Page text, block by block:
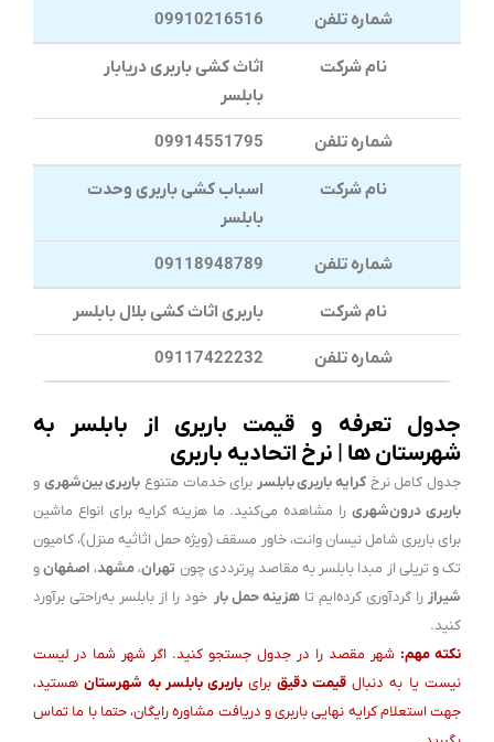
شماره تلفن 09910216516
نام شرکت
اثاث کشی باربری دریابار
بابلسر
شماره تلفن 09914551795
نام شرکت
اسباب کشی باربری وحدت
بابلسر
شماره تلفن 09118948789
نام شرکت باربری اثاث کشی بلال بابلسر
شماره تلفن 09117422232
جدول تعرفه و قیمت باربری از بابلسر به
شهرستان ها | نرخ اتحادیه باربری
جدول کامل نرخ کرایه باربری بابلسر برای خدمات متنوع باربری بین‌شهری و
باربری درون‌شهریرا مشاهده می‌کنید. ما هزینه کرایه برای انواع ماشین
برای باربری شامل نیسان وانت، خاور مسقف (ویژه حمل اثاثیه منزل)، کامیون
تک و تریلی از مبدا بابلسر به مقاصد پرترددی چون تهران،مشهد، اصفهانو
شیراز را گردآوری کرده‌ایم تاهزینه حمل بار خود را از بابلسر به‌راحتی برآورد
کنید.
نکته مهم: شهر مقصد را در جدول جستجو کنید. اگر شهر شما در لیست
نیست یا به دنبالقیمت دقیق برای باربری بابلسر به شهرستانهستید،
جهت استعلام کرایه نهایی باربری و دریافت مشاوره رایگان، حتما با ما تماس